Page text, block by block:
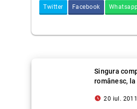
Twitter Facebook
Singura
românesc,
access_time_filled 20 iul. 2011